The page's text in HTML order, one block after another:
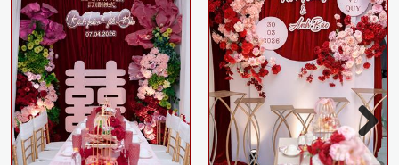
Next